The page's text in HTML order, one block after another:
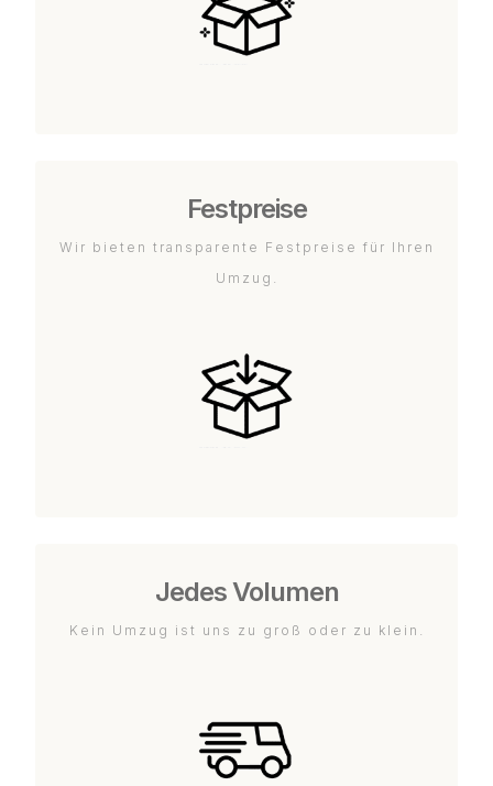
Festpreise
Wir bieten transparente Festpreise für Ihren
Umzug.
Jedes Volumen
Kein Umzug ist uns zu groß oder zu klein.